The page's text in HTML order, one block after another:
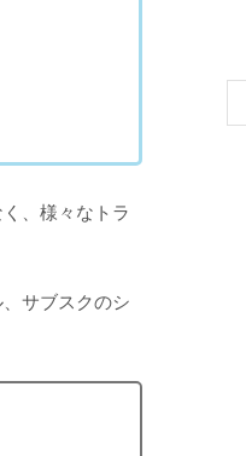
、様々なトラ
サブスクのシ